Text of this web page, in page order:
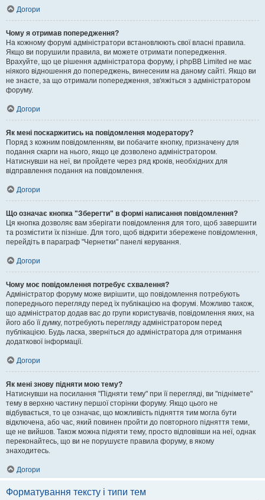
Догори
Чому я отримав попередження?
На кожному форумі адміністратори встановлюють свої власні правила.
Якщо ви порушили правила, ви можете отримати попередження.
Врахуйте, що це рішення адміністратора форуму, і phpBB Limited не має
ніякого відношення до попереджень, винесеним на даному сайті. Якщо ви
не знаєте, за що отримали попередження, зв'яжіться з адміністратором
форуму.
Догори
Як мені поскаржитись на повідомлення модератору?
Поряд з кожним повідомленням, ви побачите кнопку, призначену для
подання скарги на нього, якщо це дозволено адміністратором.
Натиснувши на неї, ви пройдете через ряд кроків, необхідних для
відправлення подання на повідомлення.
Догори
Що означає кнопка "Зберегти" в формі написання повідомлення?
Ця кнопка дозволяє вам зберігати повідомлення для того, щоб завершити
та розмістити їх пізніше. Для того, щоб відкрити збережене повідомлення,
перейдіть в параграф "Чернетки" панелі керування.
Догори
Чому моє повідомлення потребує схвалення?
Адміністратор форуму може вирішити, що повідомлення потребують
попереднього перегляду перед їх публікацією на форумі. Можливо також,
що адміністратор додав вас до групи користувачів, повідомлення яких, на
його або її думку, потребують перегляду адміністратором перед
публікацією. Будь ласка, зверніться до адміністратора для отримання
додаткової інформації.
Догори
Як мені знову підняти мою тему?
Натиснувши на посилання "Підняти тему" при її перегляді, ви "піднімете"
тему в верхню частину першої сторінки форуму. Якщо цього не
відбувається, то це означає, що можливість підняття тим могла бути
відключена, або час, який повинен пройти до повторного підняття теми,
ще не вийшов. Також можна підняти тему, просто відповівши на неї, однак
переконайтесь, що ви не порушуєте правила форуму, в якому
знаходитесь.
Догори
Форматування тексту і типи тем